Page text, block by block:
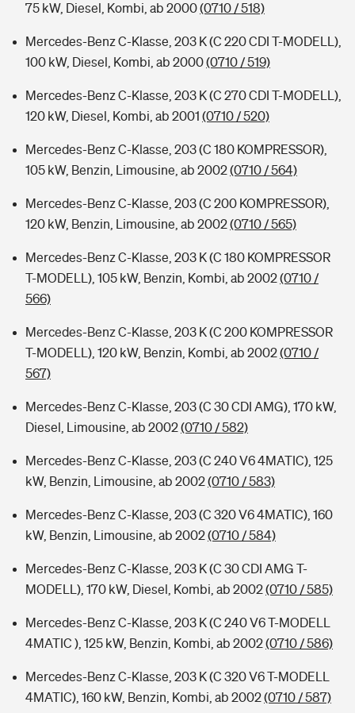
75 kW, Diesel, Kombi, ab 2000(0710 / 518)
Mercedes-Benz C-Klasse, 203 K (C 220 CDI T-MODELL),
100 kW, Diesel, Kombi, ab 2000(0710 / 519)
Mercedes-Benz C-Klasse, 203 K (C 270 CDI T-MODELL),
120 kW, Diesel, Kombi, ab 2001 (0710 / 520)
Mercedes-Benz C-Klasse, 203 (C 180 KOMPRESSOR),
105 kW, Benzin, Limousine, ab 2002(0710 / 564)
Mercedes-Benz C-Klasse, 203 (C 200 KOMPRESSOR),
120 kW, Benzin, Limousine, ab 2002(0710 / 565)
Mercedes-Benz C-Klasse, 203 K (C 180 KOMPRESSOR
T-MODELL), 105 kW, Benzin, Kombi, ab 2002(0710 /
566)
Mercedes-Benz C-Klasse, 203 K (C 200 KOMPRESSOR
T-MODELL), 120 kW, Benzin, Kombi, ab 2002(0710 /
567)
Mercedes-Benz C-Klasse, 203 (C 30 CDI AMG), 170 kW,
Diesel, Limousine, ab 2002(0710 / 582)
Mercedes-Benz C-Klasse, 203 (C 240 V6 4MATIC), 125
kW, Benzin, Limousine, ab 2002(0710 / 583)
Mercedes-Benz C-Klasse, 203 (C 320 V6 4MATIC), 160
kW, Benzin, Limousine, ab 2002(0710 / 584)
Mercedes-Benz C-Klasse, 203 K (C 30 CDI AMG T-
MODELL), 170 kW, Diesel, Kombi, ab 2002(0710 / 585)
Mercedes-Benz C-Klasse, 203 K (C 240 V6 T-MODELL
4MATIC ), 125 kW, Benzin, Kombi, ab 2002(0710 / 586)
Mercedes-Benz C-Klasse, 203 K (C 320 V6 T-MODELL
4MATIC), 160 kW, Benzin, Kombi, ab 2002(0710 / 587)